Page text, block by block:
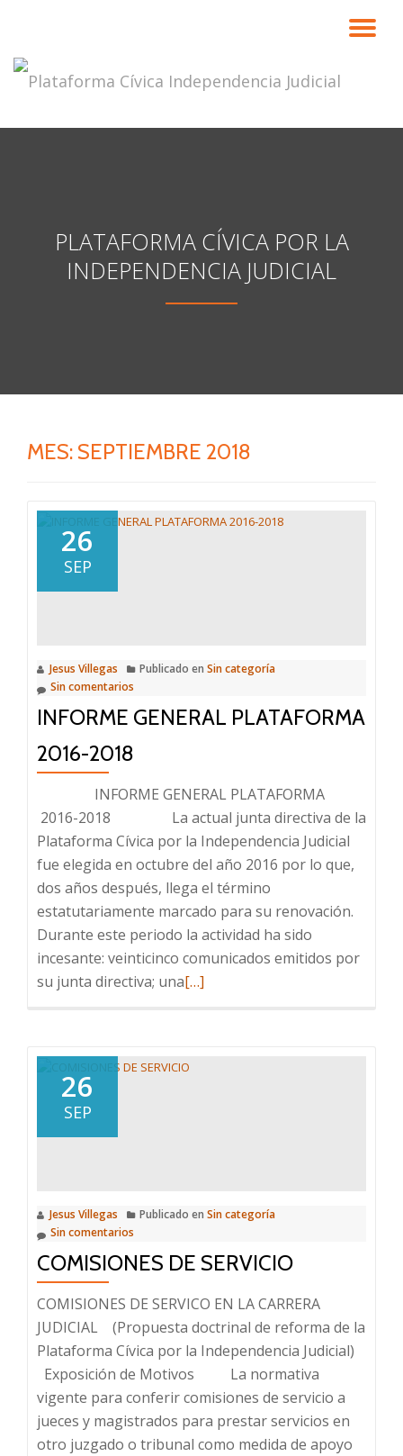
contenido
PLATAFORMA CÍVICA POR LA
INDEPENDENCIA JUDICIAL
MES: SEPTIEMBRE 2018
26
SEP
Jesus Villegas Publicado en Sin categoría
Sin comentarios
INFORME GENERAL PLATAFORMA
2016-2018
INFORME GENERAL PLATAFORMA
2016-2018 La actual junta directiva de la
Plataforma Cívica por la Independencia Judicial
fue elegida en octubre del año 2016 por lo que,
dos años después, llega el término
estatutariamente marcado para su renovación.
Durante este periodo la actividad ha sido
incesante: veinticinco comunicados emitidos por
su junta directiva; unaLeer
GENERAL
[…]
26
SEP
Jesus Villegas Publicado en Sin categoría
Sin comentarios
COMISIONES DE SERVICIO
COMISIONES DE SERVICO EN LA CARRERA
JUDICIAL (Propuesta doctrinal de reforma de la
Plataforma Cívica por la Independencia Judicial)
Exposición de Motivos La normativa
vigente para conferir comisiones de servicio a
jueces y magistrados para prestar servicios en
otro juzgado o tribunal como medida de apoyo